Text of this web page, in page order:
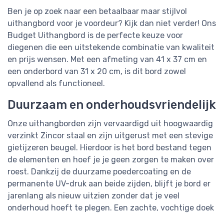
Ben je op zoek naar een betaalbaar maar stijlvol
uithangbord voor je voordeur? Kijk dan niet verder! Ons
Budget Uithangbord is de perfecte keuze voor
diegenen die een uitstekende combinatie van kwaliteit
en prijs wensen. Met een afmeting van 41 x 37 cm en
een onderbord van 31 x 20 cm, is dit bord zowel
opvallend als functioneel.
Duurzaam en onderhoudsvriendelijk
Onze uithangborden zijn vervaardigd uit hoogwaardig
verzinkt Zincor staal en zijn uitgerust met een stevige
gietijzeren beugel. Hierdoor is het bord bestand tegen
de elementen en hoef je je geen zorgen te maken over
roest. Dankzij de duurzame poedercoating en de
permanente UV-druk aan beide zijden, blijft je bord er
jarenlang als nieuw uitzien zonder dat je veel
onderhoud hoeft te plegen. Een zachte, vochtige doek